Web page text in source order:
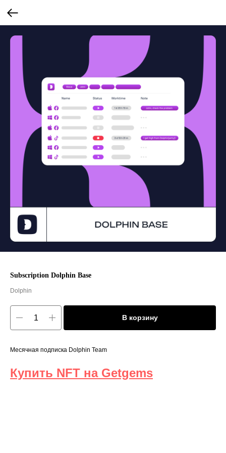
Subscription Dolphin Base
Dolphin
В корзину
Месячная подписка Dolphin Team
Купить NFT на Getgems